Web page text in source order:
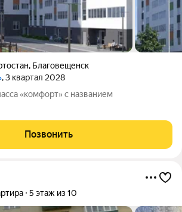
, Благовещенск
, 3 квартал 2028
«комфорт» с названием
Позвонить
5 этаж из 10